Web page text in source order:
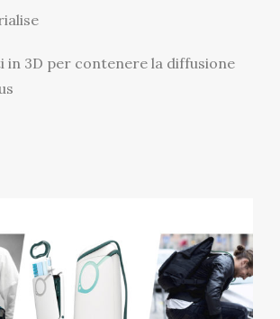
in 3D per contenere la diffusione